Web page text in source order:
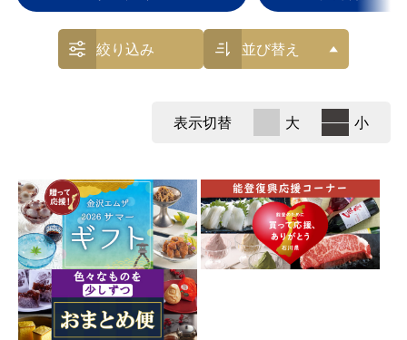
絞り込み 並び替え
表示切替 大 小